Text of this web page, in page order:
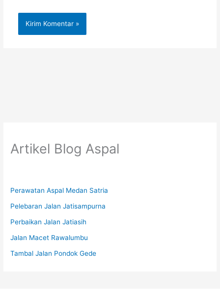
Artikel Blog Aspal
Perawatan Aspal Medan Satria
Pelebaran Jalan Jatisampurna
Perbaikan Jalan Jatiasih
Jalan Macet Rawalumbu
Tambal Jalan Pondok Gede